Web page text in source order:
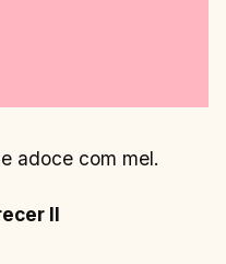
adoce com mel.
II